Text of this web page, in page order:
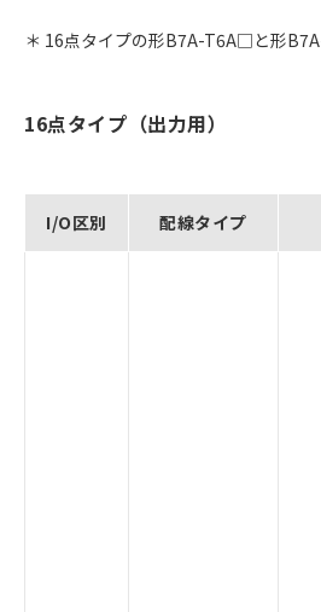
＊ 16点タイプの形B7A-T6A□と形
16点タイプ（出力用）
I/O区別 配線タイプ